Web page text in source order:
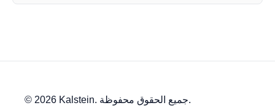
© 2026 Kalstein. جميع الحقوق محفوظة.